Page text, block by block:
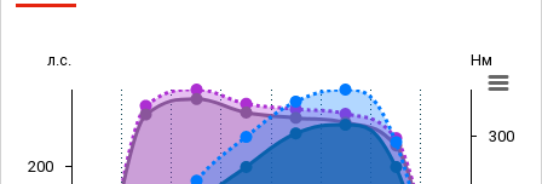
л.с. Нм
200
300